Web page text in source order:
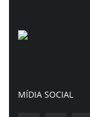
MÍDIA SOCIAL